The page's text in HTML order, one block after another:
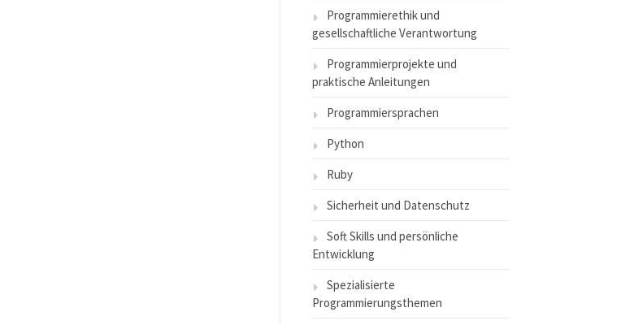
Programmierethik und
gesellschaftliche Verantwortung
Programmierprojekte und
praktische Anleitungen
Programmiersprachen
Python
Ruby
Sicherheit und Datenschutz
Soft Skills und persönliche
Entwicklung
Spezialisierte
Programmierungsthemen